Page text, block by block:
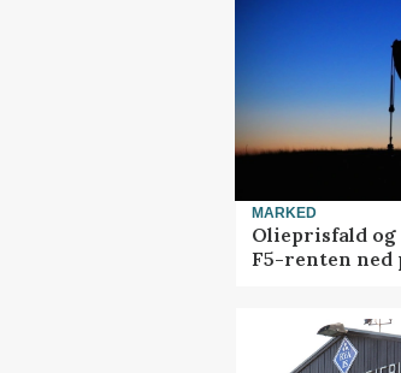
MARKED
Olieprisfald og
F5-renten ned